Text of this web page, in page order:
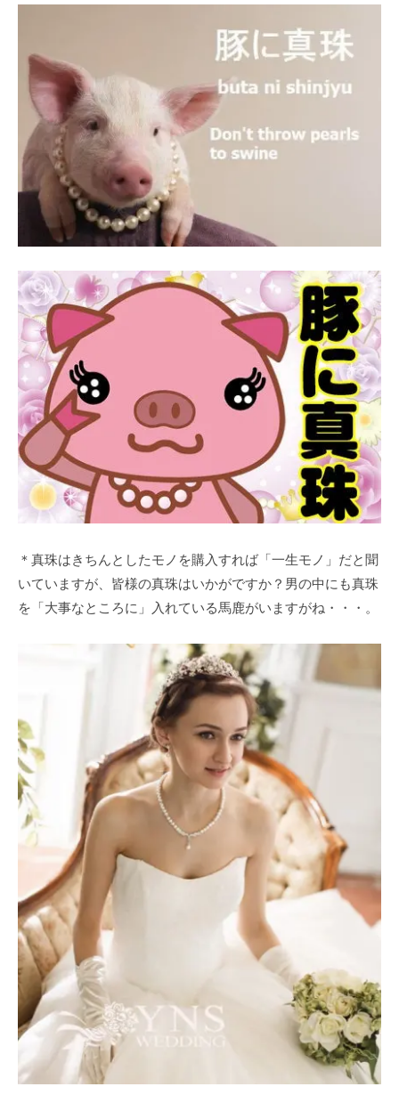
＊真珠はきちんとしたモノを購入すれば「一生モノ」だと聞
いていますが、皆様の真珠はいかがですか？男の中にも真珠
を「大事なところに」入れている馬鹿がいますがね・・・。